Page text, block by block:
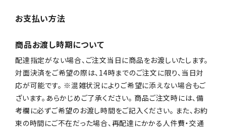
お支払い方法
商品お渡し時期について
配達指定がない場合、ご注文当日に商品をお渡しいたします。
対面決済をご希望の際は、14時までのご注文に限り、当日対
応が可能です。 ※混雑状況によりご希望に添えない場合もご
ざいます。あらかじめご了承ください。 商品ご注文時には、備
考欄に必ずご希望のお渡し時間をご記入ください。 また、お約
束の時間にご不在だった場合、再配達にかかる人件費・交通